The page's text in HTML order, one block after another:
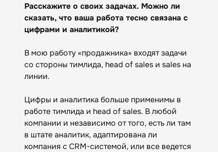
Расскажите о своих задачах. Можно ли
сказать, что ваша работа тесно связана с
цифрами и аналитикой?
В мою работу «продажника» входят задачи
со стороны тимлида, head of sales и sales на
линии.
Цифры и аналитика больше применимы в
работе тимлида и head of sales. В любой
компании и независимо от того, есть ли там
в штате аналитик, адаптирована ли
компания с CRM-системой, или все ведется